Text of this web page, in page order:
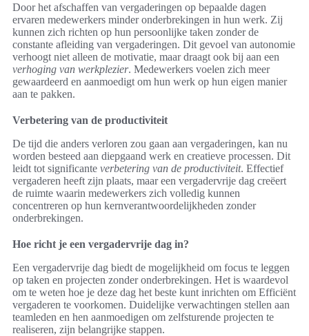
Door het afschaffen van vergaderingen op bepaalde dagen
ervaren medewerkers minder onderbrekingen in hun werk. Zij
kunnen zich richten op hun persoonlijke taken zonder de
constante afleiding van vergaderingen. Dit gevoel van autonomie
verhoogt niet alleen de motivatie, maar draagt ook bij aan een
verhoging van werkplezier. Medewerkers voelen zich meer
gewaardeerd en aanmoedigt om hun werk op hun eigen manier
aan te pakken.
Verbetering van de productiviteit
De tijd die anders verloren zou gaan aan vergaderingen, kan nu
worden besteed aan diepgaand werk en creatieve processen. Dit
leidt tot significante verbetering van de productiviteit. Effectief
vergaderen heeft zijn plaats, maar een vergadervrije dag creëert
de ruimte waarin medewerkers zich volledig kunnen
concentreren op hun kernverantwoordelijkheden zonder
onderbrekingen.
Hoe richt je een vergadervrije dag in?
Een vergadervrije dag biedt de mogelijkheid om focus te leggen
op taken en projecten zonder onderbrekingen. Het is waardevol
om te weten hoe je deze dag het beste kunt inrichten om Efficiënt
vergaderen te voorkomen. Duidelijke verwachtingen stellen aan
teamleden en hen aanmoedigen om zelfsturende projecten te
realiseren, zijn belangrijke stappen.